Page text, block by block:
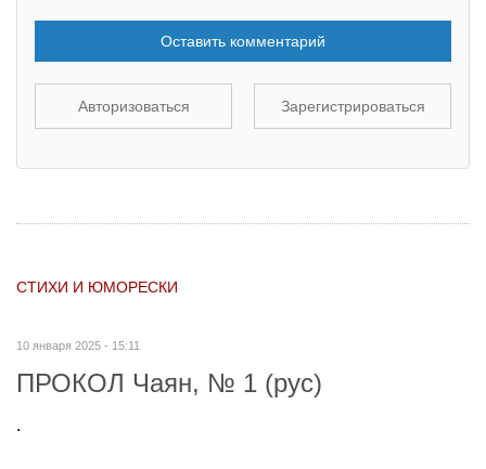
Оставить комментарий
Авторизоваться Зарегистрироваться
СТИХИ И ЮМОРЕСКИ
10 января 2025 - 15:11
ПРОКОЛ Чаян, № 1 (рус)
.